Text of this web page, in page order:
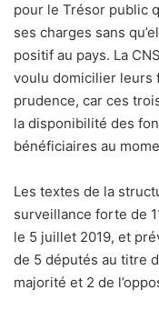
pour le Trésor public
ses charges sans
positif au pays. La
voulu domicilier leurs
prudence, car ces
la disponibilité des
bénéficiaires au
Les textes de la
surveillance forte de
le 5 juillet 2019, et
de 5 députés au titre
majorité et 2 de